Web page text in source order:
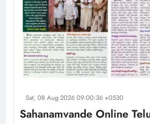
Sat, 08 Aug 2026 09:00:36 +0530
Sahanamvande Online